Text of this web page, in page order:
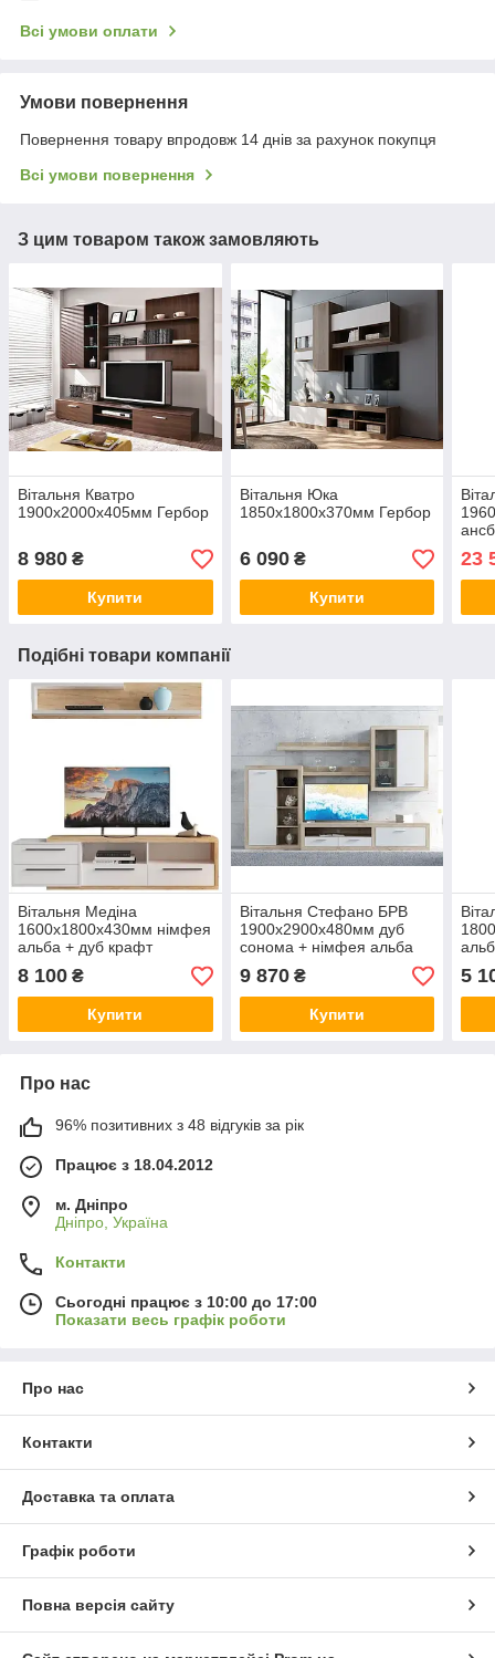
Всі умови оплати
Умови повернення
Повернення товару впродовж 14 днів за рахунок покупця
Всі умови повернення
З цим товаром також замовляють
Вітальня Кватро
1900х2000х405мм Гербор
8 980 ₴
Купити
Вітальня Юка
1850х1800х370мм Гербор
6 090₴
Купити
23
Подібні товари компанії
Вітальня Медіна
1600х1800х430мм німфея
альба + дуб крафт
8 100 ₴
Купити
Вітальня Стефано БРВ
1900х2900х480мм дуб
сонома + німфея альба
9 870₴
Купити
5
Про нас
96% позитивних з 48 відгуків за рік
Працює з 18.04.2012
м. Дніпро
Дніпро, Україна
Контакти
Сьогодні працює з 10:00 до 17:00
Показати весь графік роботи
Про нас
Контакти
Доставка та оплата
Графік роботи
Повна версія сайту